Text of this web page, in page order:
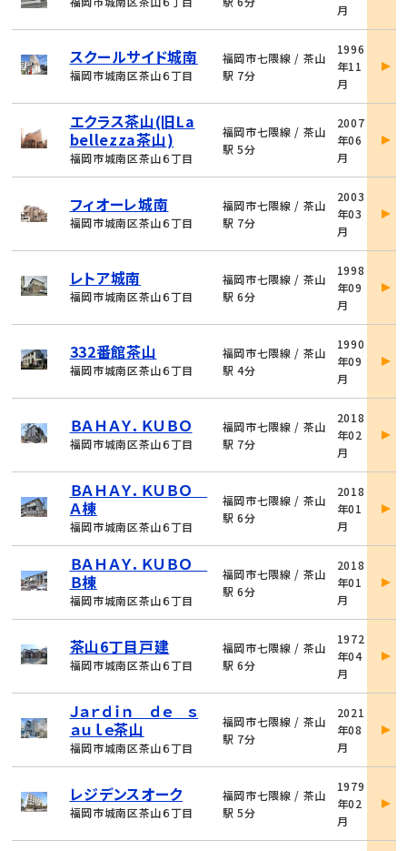
月
スクールサイド城南
福岡市城南区茶山６丁目
福岡市七隈線 / 茶山
駅 7分
1996
年11
月
詳
エクラス茶山(旧La
bellezza茶山)
福岡市城南区茶山６丁目
福岡市七隈線 / 茶山
駅 5分
2007
年06
月
詳
フィオーレ城南
福岡市城南区茶山６丁目
福岡市七隈線 / 茶山
駅 7分
2003
年03
月
詳
レトア城南
福岡市城南区茶山６丁目
福岡市七隈線 / 茶山
駅 6分
1998
年09
月
詳
332番館茶山
福岡市城南区茶山６丁目
福岡市七隈線 / 茶山
駅 4分
1990
年09
月
詳
ＢＡＨＡＹ．ＫＵＢＯ
福岡市城南区茶山６丁目
福岡市七隈線 / 茶山
駅 7分
2018
年02
月
詳
ＢＡＨＡＹ．ＫＵＢＯ
Ａ棟
福岡市城南区茶山６丁目
福岡市七隈線 / 茶山
駅 6分
2018
年01
月
詳
ＢＡＨＡＹ．ＫＵＢＯ
Ｂ棟
福岡市城南区茶山６丁目
福岡市七隈線 / 茶山
駅 6分
2018
年01
月
詳
茶山6丁目戸建
福岡市城南区茶山６丁目
福岡市七隈線 / 茶山
駅 6分
1972
年04
月
詳
Ｊａｒｄｉｎ ｄｅ ｓ
ａｕｌｅ茶山
福岡市城南区茶山６丁目
福岡市七隈線 / 茶山
駅 7分
2021
年08
月
詳
レジデンスオーク
福岡市城南区茶山６丁目
福岡市七隈線 / 茶山
駅 5分
1979
年02
月
詳